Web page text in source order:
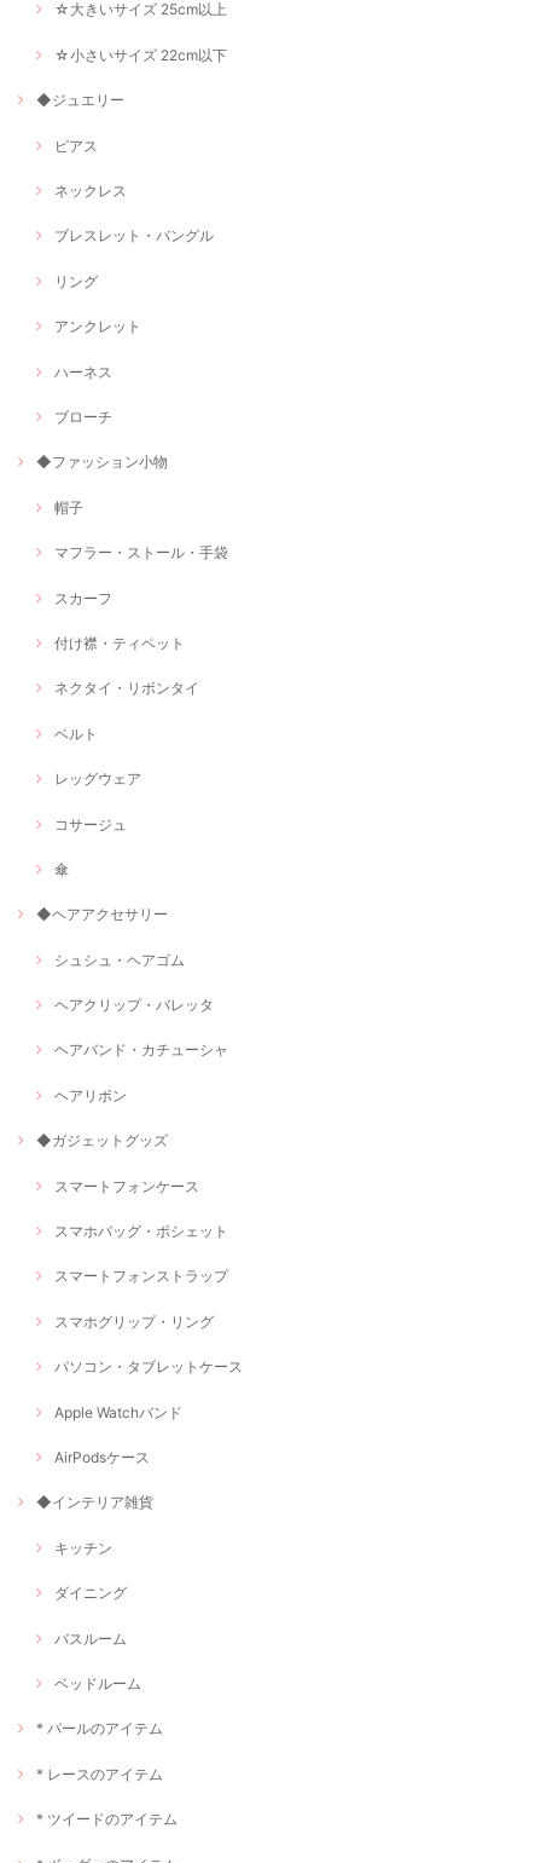
☆大きいサイズ 25cm以上
☆小さいサイズ 22cm以下
◆ジュエリー
ピアス
ネックレス
ブレスレット・バングル
リング
アンクレット
ハーネス
ブローチ
◆ファッション小物
帽子
マフラー・ストール・手袋
スカーフ
付け襟・ティペット
ネクタイ・リボンタイ
ベルト
レッグウェア
コサージュ
傘
◆ヘアアクセサリー
シュシュ・ヘアゴム
ヘアクリップ・バレッタ
ヘアバンド・カチューシャ
ヘアリボン
◆ガジェットグッズ
スマートフォンケース
スマホバッグ・ポシェット
スマートフォンストラップ
スマホグリップ・リング
パソコン・タブレットケース
Apple Watchバンド
AirPodsケース
◆インテリア雑貨
キッチン
ダイニング
バスルーム
ベッドルーム
* パールのアイテム
* レースのアイテム
* ツイードのアイテム